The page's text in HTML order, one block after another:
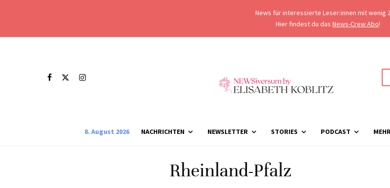
News für interessierte Leser:innen mit wenig
Hier findest du das News-Crew Abo!
8. August 2026 NACHRICHTEN NEWSLETTER STORIES PODCAST
Rheinland-Pfalz